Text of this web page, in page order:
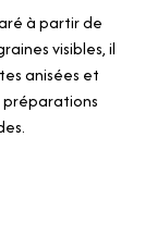
à partir de
visibles, il
anisées et
préparations